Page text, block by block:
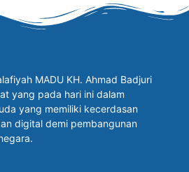
MADU KH. Ahmad Badjuri
yang pada hari ini dalam
yang memiliki kecerdasan
digital demi pembangunan